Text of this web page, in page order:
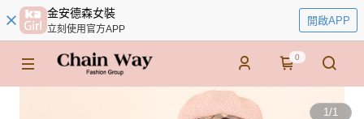
金安德森女裝
立刻使用官方APP
開啟APP
0
1/1